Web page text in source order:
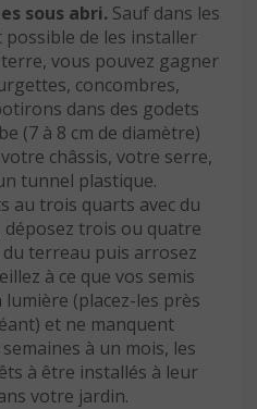
sous abri. Sauf dans les
de les installer
vous pouvez gagner
concombres,
dans des godets
(7 à 8 cm de diamètre)
châssis, votre serre,
tunnel plastique.
au trois quarts avec du
déposez trois ou quatre
terreau puis arrosez
à ce que vos semis
(placez-les près
et ne manquent
à un mois, les
à être installés à leur
votre jardin.